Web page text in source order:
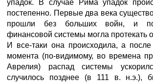
упадок. В случае Рима упадок
постепенно. Первые два века
прошли без больших войн, и
финансовой системы могла протекать
И все-таки она происходила, а после
момента (по-видимому, во времена
Аврелия) распад системы
случилось позднее (в 111 в. н.э.),